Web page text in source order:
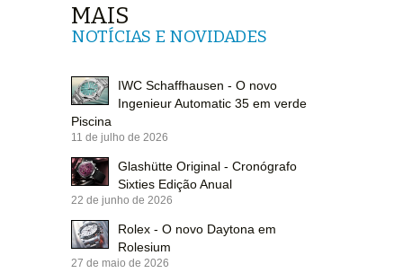
MAIS
NOTÍCIAS E NOVIDADES
IWC Schaffhausen - O novo
Ingenieur Automatic 35 em verde
Piscina
11 de julho de 2026
Glashütte Original - Cronógrafo
Sixties Edição Anual
22 de junho de 2026
Rolex - O novo Daytona em
Rolesium
27 de maio de 2026